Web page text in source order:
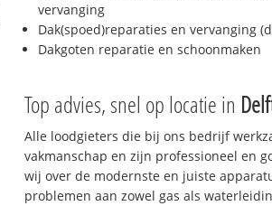
vervanging
Dak(spoed)reparaties en vervanging
Dakgoten reparatie en schoonmaken
Top advies, snel op locatie in
Alle loodgieters die bij ons bedrijf
vakmanschap en zijn professioneel en
wij over de modernste en juiste
problemen aan zowel gas als